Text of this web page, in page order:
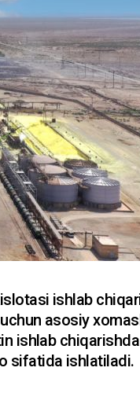
ishlab
asosiy
ishlab
sifatida ishlatiladi.